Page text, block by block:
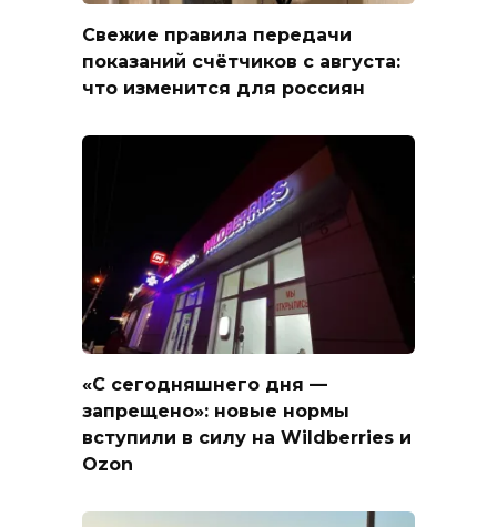
Свежие правила передачи
показаний счётчиков с августа:
что изменится для россиян
«С сегодняшнего дня —
запрещено»: новые нормы
вступили в силу на Wildberries и
Ozon